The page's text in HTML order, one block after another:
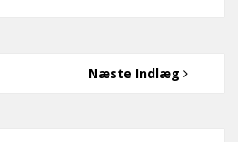
Næste Indlæg